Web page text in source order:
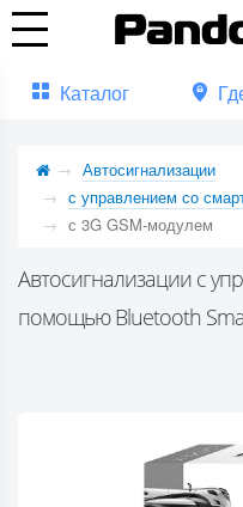
Каталог
Автосигнализации
с управлением со
с 3G GSM-модулем
Автосигнализации с
помощью Bluetooth